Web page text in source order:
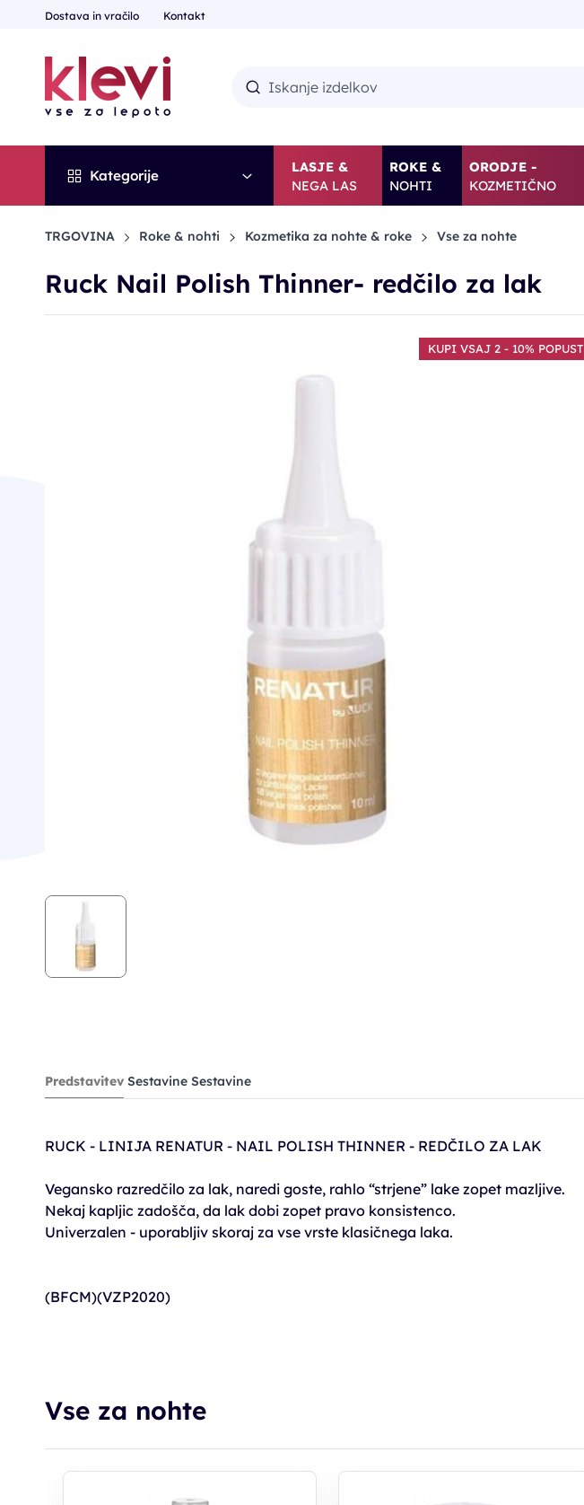
Dostava in vračilo Kontakt
Kategorije
LASJE &
NEGA LAS
ROKE &
NOHTI
ORODJE -
KOZMETIČNO
TRGOVINA Roke & nohti Kozmetika za nohte & roke Vse za nohte
Ruck Nail Polish Thinner- redčilo za lak
KUPI VSAJ 2 - 10% POPUST
Predstavitev Sestavine Sestavine
RUCK - LINIJA RENATUR - NAIL POLISH THINNER - REDČILO ZA LAK
Vegansko razredčilo za lak, naredi goste, rahlo “strjene” lake zopet mazljive.
Nekaj kapljic zadošča, da lak dobi zopet pravo konsistenco.
Univerzalen - uporabljiv skoraj za vse vrste klasičnega laka.
(BFCM)(VZP2020)
Vse za nohte